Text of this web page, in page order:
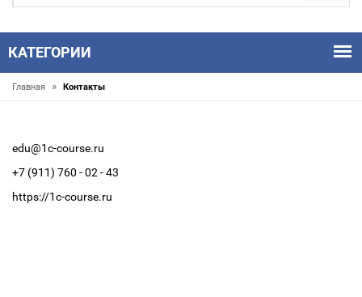
КАТЕГОРИИ
Главная » Контакты
edu@1c-course.ru
+7 (911) 760 - 02 - 43
https://1c-course.ru